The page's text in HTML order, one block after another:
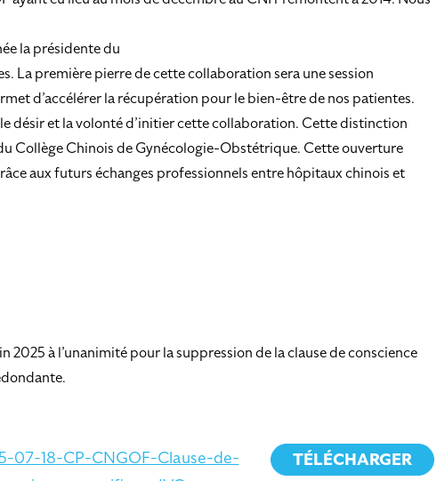
la présidente du
La première pierre de cette collaboration sera une session
d’accélérer la récupération pour le bien-être de nos patientes.
désir et la volonté d’initier cette collaboration. Cette distinction
Collège Chinois de Gynécologie-Obstétrique. Cette ouverture
aux futurs échanges professionnels entre hôpitaux chinois et
à l’unanimité pour la suppression de la clause de conscience
07-18-CP-CNGOF-Clause-de-
TÉLÉCHARGER